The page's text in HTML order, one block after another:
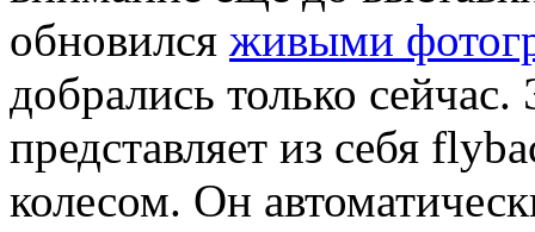
обновился живыми
добрались только
представляет из себя
колесом. Он